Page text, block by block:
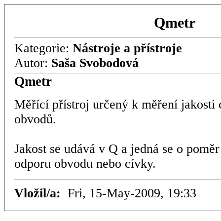
Qmetr
Kategorie: Nástroje a přístroje
Autor: Saša Svobodová
Qmetr
Měřící přístroj určený k měření jakosti
obvodů.
Jakost se udává v Q a jedná se o
odporu obvodu nebo cívky.
Vložil/a: Fri, 15-May-2009, 19:33